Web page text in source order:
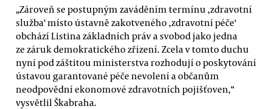
„Zároveň se postupným zaváděním termínu ,zdravotní
služba‘ místo ústavně zakotveného ,zdravotní péče‘
obchází Listina základních práv a svobod jako jedna
ze záruk demokratického zřízení. Zcela v tomto duchu
nyní pod záštitou ministerstva rozhodují o poskytování
ústavou garantované péče nevolení a občanům
neodpovědní ekonomové zdravotních pojišťoven,“
vysvětlil Škabraha.